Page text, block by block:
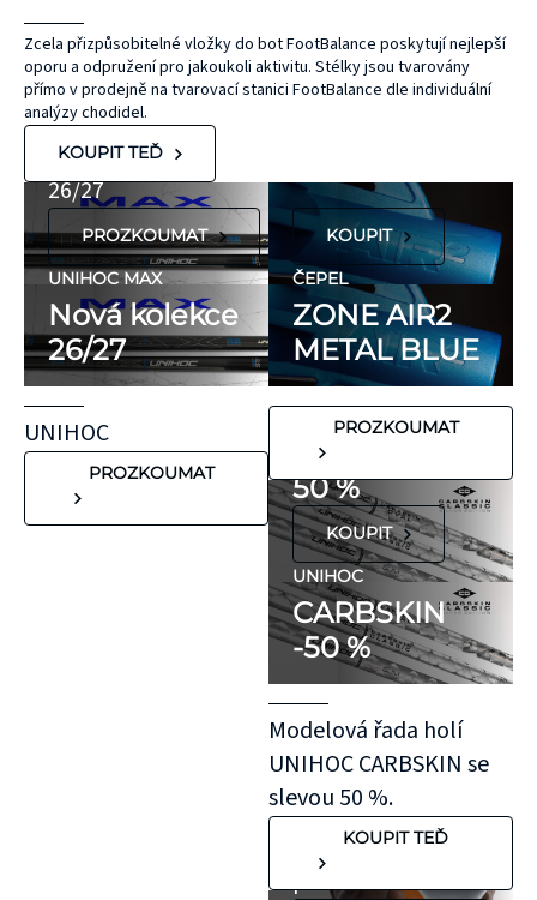
Zcela přizpůsobitelné vložky do bot FootBalance poskytují nejlepší
oporu a odpružení pro jakoukoli aktivitu. Stélky jsou tvarovány
přímo v prodejně na tvarovací stanici FootBalance dle individuální
analýzy chodidel.
KOUPIT TEĎ
UNIHOC
MAX
Nová kolekce
26/27
PROZKOUMAT
UNIHOC MAX
Nová kolekce
26/27
UNIHOC
PROZKOUMAT
ČEPEL
ZONE
KOUPIT
ČEPEL
ZONE AIR2
METAL BLUE
PROZKOUMAT
FLORBALOVÉ HOLE
UNIHOC
CARBSKIN
SE SLEVOU
50 %
KOUPIT
UNIHOC
CARBSKIN
-50 %
Modelová řada holí
UNIHOC CARBSKIN se
slevou 50 %.
KOUPIT TEĎ
bez latexu a
přírodního
hypoalergenní,
neobsahují latex
ani přírodní
kaučuk. Obsahují
minimum
potenciálně
nežádoucích látek,
které mohou
vyvolat alergické
reakce. Pokud ale
víte, že máte velmi
citlivou pokožku,
doporučujeme
otestovat malý
kousek KT pásky
aplikovaný bez
roztažení nejprve
na oblast se
"silnější"
pokožkou, jako je
koleno, nebo
předloktí.